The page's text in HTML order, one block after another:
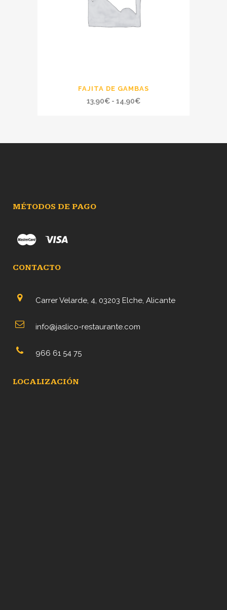
FAJITA DE GAMBAS
13,90€ - 14,90€Rango
MÉTODOS DE PAGO
CONTACTO
Carrer Velarde, 4, 03203 Elche, Alicante
info@jaslico-restaurante.com
966 61 54 75
LOCALIZACIÓN